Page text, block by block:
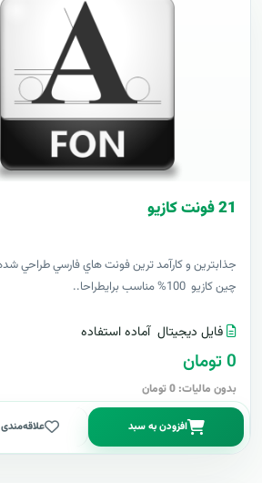
21 فونت کازيو
چين کازيو 100% مناسب برايطراحا..
فایل دیجیتال آماده استفاده
0 تومان
بدون مالیات: 0 تومان
افزودن به سبد علاقه‌مندی